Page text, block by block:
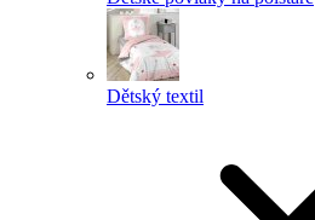
Dětský textil